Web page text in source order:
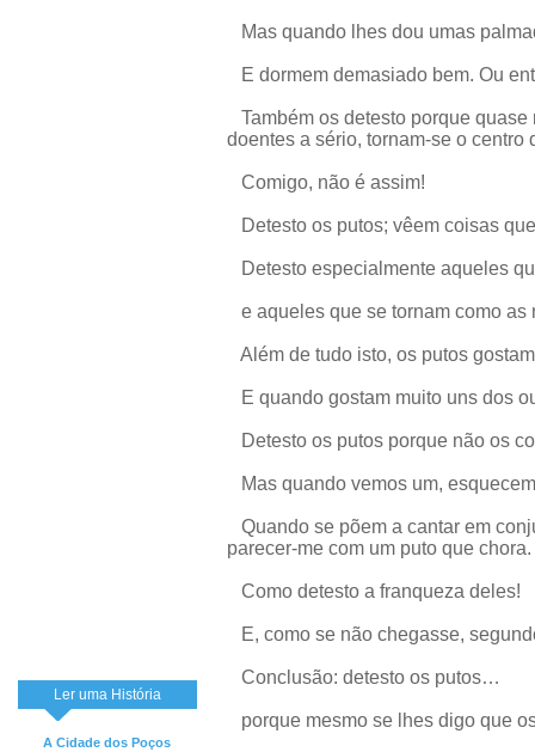
Ler uma História
A Cidade dos Poços
Mas quando lhes dou umas
E dormem demasiado bem. Ou
Também os detesto porque
doentes a sério, tornam-se o centro
Comigo, não é assim!
Detesto os putos; vêem coisas
Detesto especialmente aqueles
e aqueles que se tornam como as
Além de tudo isto, os putos
E quando gostam muito uns dos
Detesto os putos porque não os
Mas quando vemos um,
Quando se põem a cantar em
parecer-me com um puto que chora.
Como detesto a franqueza deles!
E, como se não chegasse,
Conclusão: detesto os putos…
porque mesmo se lhes digo que